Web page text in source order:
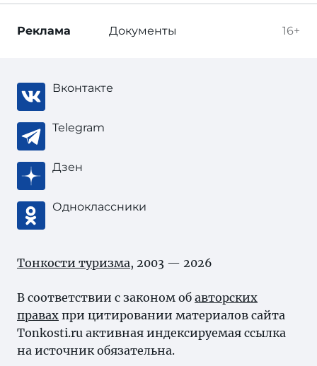
16+
Реклама Документы
Вконтакте
Telegram
Дзен
Одноклассники
Тонкости туризма, 2003 — 2026
В соответствии с законом об авторских
правах при цитировании материалов сайта
Tonkosti.ru активная индексируемая ссылка
на источник обязательна.